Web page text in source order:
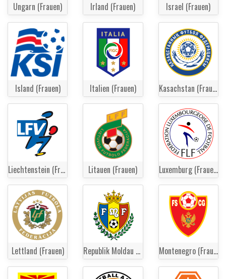
Ungarn (Frauen) Irland (Frauen) Israel (Frauen)
Island (Frauen) Italien (Frauen) Kasachstan (Frauen)
Liechtenstein (Frauen) Litauen (Frauen) Luxemburg (Frauen)
Lettland (Frauen) Republik Moldau (Frauen) Montenegro (Frauen)